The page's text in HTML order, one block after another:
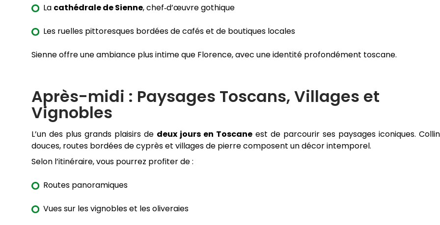
La cathédrale de Sienne, chef‑d’œuvre gothique
Les ruelles pittoresques bordées de cafés et de boutiques locales
Sienne offre une ambiance plus intime que Florence, avec une identité profondément toscane.
Après-midi : Paysages Toscans, Villages et
Vignobles
L’un des plus grands plaisirs de deux jours en Toscane est de parcourir ses paysages iconiques.
douces, routes bordées de cyprès et villages de pierre composent un décor intemporel.
Selon l’itinéraire, vous pourrez profiter de :
Routes panoramiques
Vues sur les vignobles et les oliveraies